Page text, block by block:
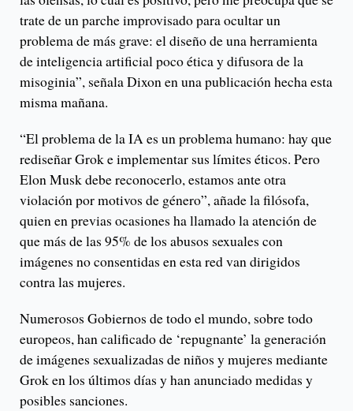
trate de un parche improvisado para ocultar un
problema de más grave: el diseño de una herramienta
de inteligencia artificial poco ética y difusora de la
misoginia”, señala Dixon en una publicación hecha esta
misma mañana.
“El problema de la IA es un problema humano: hay que
rediseñar Grok e implementar sus límites éticos. Pero
Elon Musk debe reconocerlo, estamos ante otra
violación por motivos de género”, añade la filósofa,
quien en previas ocasiones ha llamado la atención de
que más de las 95% de los abusos sexuales con
imágenes no consentidas en esta red van dirigidos
contra las mujeres.
Numerosos Gobiernos de todo el mundo, sobre todo
europeos, han calificado de ‘repugnante’ la generación
de imágenes sexualizadas de niños y mujeres mediante
Grok en los últimos días y han anunciado medidas y
posibles sanciones.